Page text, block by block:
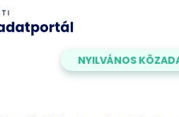
NYILVÁNOS